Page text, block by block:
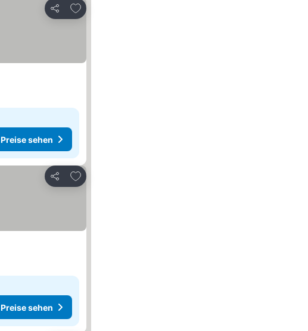
Teilen
Zu Favoriten hinzufügen
Preise sehen
Teilen
Zu Favoriten hinzufügen
Preise sehen